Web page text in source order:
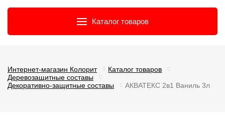
Каталог товаров
Интернет-магазин Колорит
Каталог товаров
Деревозащитные составы
Декоративно-защитные составы
АКВАТЕКС 2в1 Ваниль 3л